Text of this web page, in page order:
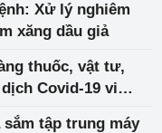
Xử lý nghiêm
xăng dầu giả
thuốc, vật tư,
Covid-19 vi
tập trung máy